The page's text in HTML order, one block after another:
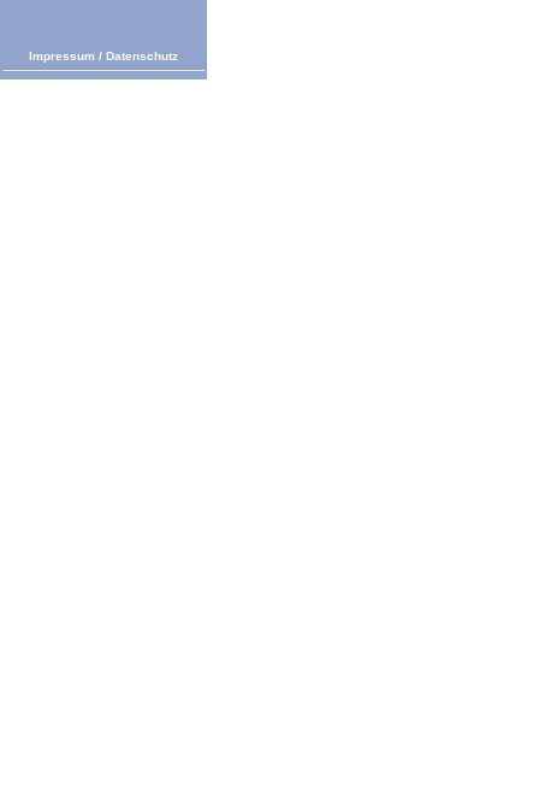
Impressum / Datenschutz